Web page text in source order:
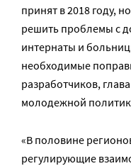
принят в 2018 году,
решить проблемы с
интернаты и
необходимые
разработчиков,
молодежной
«В половине
регулирующие